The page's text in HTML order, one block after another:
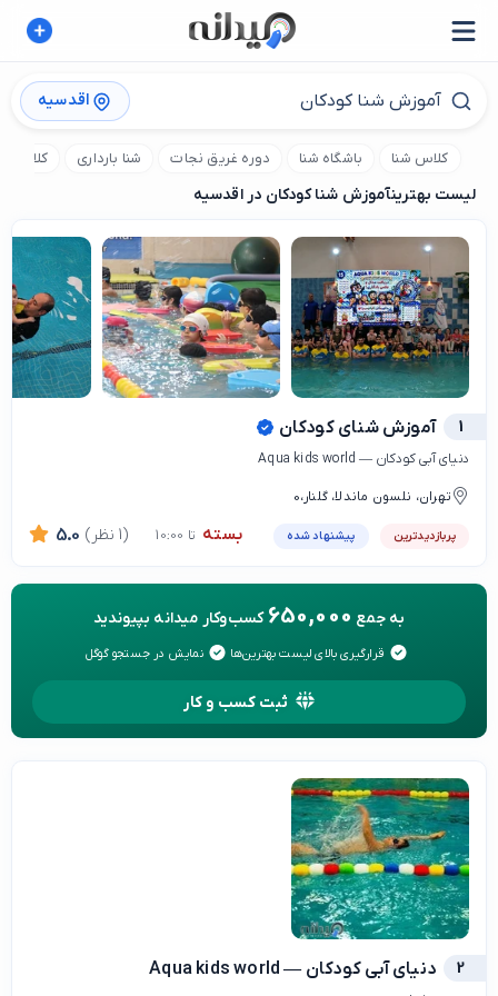
اقدسیه
کلاس شنا باشگاه شنا دوره غریق نجات شنا بارداری کلاس
لیست بهترینآموزش شنا کودکان در اقدسیه
1 آموزش شنای کودکان
دنياي آبي كودكان — Aqua kids world
تهران، نلسون ماندلا، گلنار،0
پربازدیدترین پیشنهاد شده بسته تا 10:00 5.0 (1 نظر)
به جمع 650,000 کسب‌وکار میدانه بپیوندید
قرارگیری بالای لیست بهترین‌ها نمایش در جستجو گوگل
ثبت کسب و کار
2 دنياي آبي كودكان — Aqua kids world